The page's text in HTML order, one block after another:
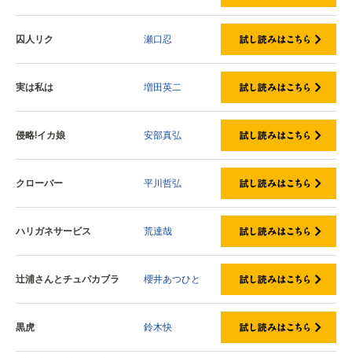
囚人リク 瀬口忍
実は私は 増田英二
侵略!イカ娘 安部真弘
クローバー 平川哲弘
ハリガネサービス 荒達哉
辻浦さんとチュパカブラ 櫻井あつひと
黒虎 鈴木快